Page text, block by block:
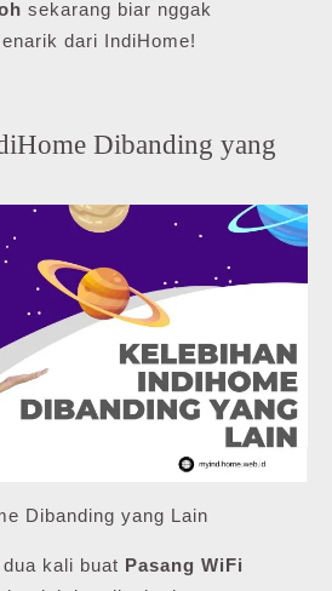
sekarang biar nggak
dari IndiHome!
Dibanding yang
Dibanding yang Lain
kali buat Pasang WiFi